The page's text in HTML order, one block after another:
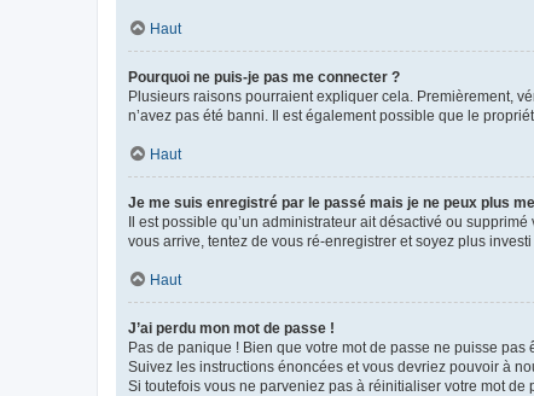
Haut
Pourquoi ne puis-je pas me connecter ?
Plusieurs raisons pourraient expliquer cela. Premièrement,
n’avez pas été banni. Il est également possible que le
Haut
Je me suis enregistré par le passé mais je ne peux plus
Il est possible qu’un administrateur ait désactivé ou
vous arrive, tentez de vous ré-enregistrer et soyez plus investi
Haut
J’ai perdu mon mot de passe !
Pas de panique ! Bien que votre mot de passe ne puisse
Suivez les instructions énoncées et vous devriez pouvoir à
Si toutefois vous ne parveniez pas à réinitialiser votre mot de